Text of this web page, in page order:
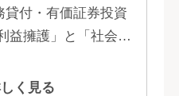
梨, 愛知, 静
, 京都, 兵庫,
, 広島, 岡山, 山
貸付・有価証券投資
益擁護」と「社会へ
スローガンに掲
く見る